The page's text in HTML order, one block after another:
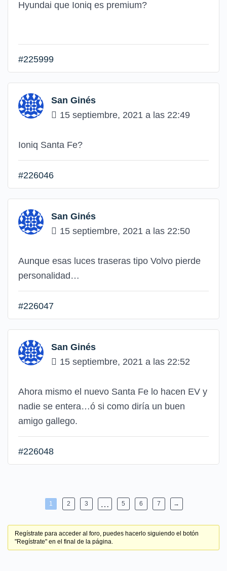
Hyundai que Ioniq es premium?
#225999
San Ginés
15 septiembre, 2021 a las 22:49
Ioniq Santa Fe?
#226046
San Ginés
15 septiembre, 2021 a las 22:50
Aunque esas luces traseras tipo Volvo pierde
personalidad…
#226047
San Ginés
15 septiembre, 2021 a las 22:52
Ahora mismo el nuevo Santa Fe lo hacen EV y
nadie se entera…ó si como diría un buen
amigo gallego.
#226048
1 2 3 … 5 6 7 →
Regístrate para acceder al foro, puedes hacerlo siguiendo el botón
"Regístrate" en el final de la página.